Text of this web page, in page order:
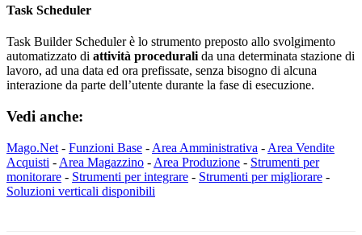
Task Scheduler
Task Builder Scheduler è lo strumento preposto allo svolgimento
automatizzato di attività proceduralida una determinata stazione di
lavoro, ad una data ed ora prefissate, senza bisogno di alcuna
interazione da parte dell’utente durante la fase di esecuzione.
Vedi anche:
Mago.Net - Funzioni Base - Area Amministrativa - Area Vendite
Acquisti - Area Magazzino - Area Produzione - Strumenti per
monitorare - Strumenti per integrare - Strumenti per migliorare -
Soluzioni verticali disponibili